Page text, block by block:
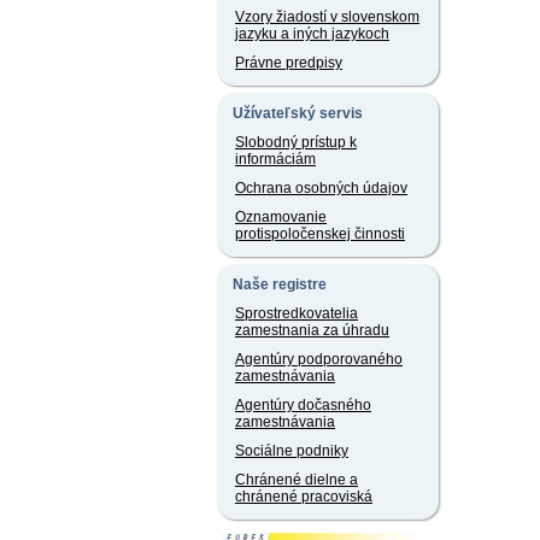
Vzory žiadostí v slovenskom
jazyku a iných jazykoch
Právne predpisy
Užívateľský servis
Slobodný prístup k
informáciám
Ochrana osobných údajov
Oznamovanie
protispoločenskej činnosti
Naše registre
Sprostredkovatelia
zamestnania za úhradu
Agentúry podporovaného
zamestnávania
Agentúry dočasného
zamestnávania
Sociálne podniky
Chránené dielne a
chránené pracoviská